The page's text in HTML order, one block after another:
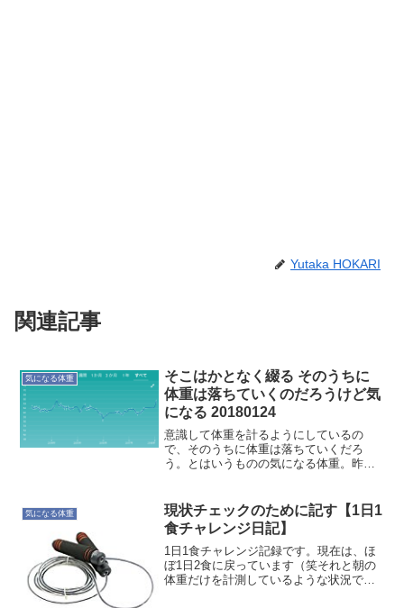
Yutaka HOKARI
関連記事
気になる体重
そこはかとなく綴る そのうちに
体重は落ちていくのだろうけど気
になる 20180124
意識して体重を計るようにしているの
で、そのうちに体重は落ちていくだろ
う。とはいうものの気になる体重。昨年
上昇。やはり心(しん)が、しっかりしてい
ないとダメですね。日々...
気になる体重
現状チェックのために記す【1日1
食チャレンジ日記】
1日1食チャレンジ記録です。現在は、ほ
ぼ1日2食に戻っています（笑それと朝の
体重だけを計測しているような状況で